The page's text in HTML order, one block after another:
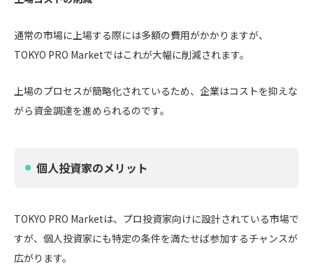
通常の市場に上場する際には多額の費用がかかりますが、
TOKYO PRO Marketではこれが大幅に削減されます。
上場のプロセスが簡略化されているため、企業はコストを抑えな
がら資金調達を進められるのです。
個人投資家のメリット
TOKYO PRO Marketは、プロ投資家向けに設計されている市場で
すが、個人投資家にも特定の条件を満たせば参加するチャンスが
広がります。